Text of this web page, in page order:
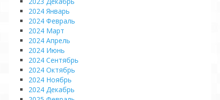
2024 Январь
2024 Февраль
2024 Март
2024 Апрель
2024 Июнь
2024 Сентябрь
2024 Октябрь
2024 Ноябрь
2024 Декабрь